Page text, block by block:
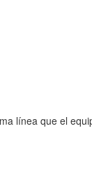
línea que el